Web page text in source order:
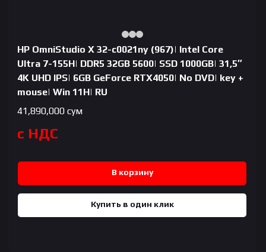
HP OmniStudio X 32-c0021ny (967)| Intel Core
Ultra 7-155H| DDR5 32GB 5600| SSD 1000GB| 31,5″
4K UHD IPS| 6GB GeForce RTX4050| No DVD| key +
mouse| Win 11H| RU
41,890,000 сум
с НДС
В корзину
Купить в один клик